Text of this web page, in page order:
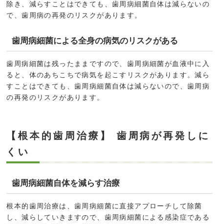
除き、減らすことはできても、歯周病細菌自体は減らないの
で、歯周病の再発のリスクがあります。
歯周病細菌による全身の病気のリスクがある
歯周病細菌は残ったままですので、歯周病細菌が血液中に入
ると、体のあちこちで病気を起こすリスクがあります。減ら
すことはできても、歯周病細菌自体は減らないので、歯周病
の再発のリスクがあります。
【根本的歯周治療】 歯周病が再発しに
くい
歯周病細菌自体を減らす治療
根本的歯周治療は、歯周病細菌に直接アプローチして除菌
し、減らしていきますので、歯周病細菌による感染症である